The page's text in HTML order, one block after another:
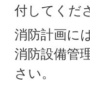
付してくだ
消防計画に
消防設備管
さい。